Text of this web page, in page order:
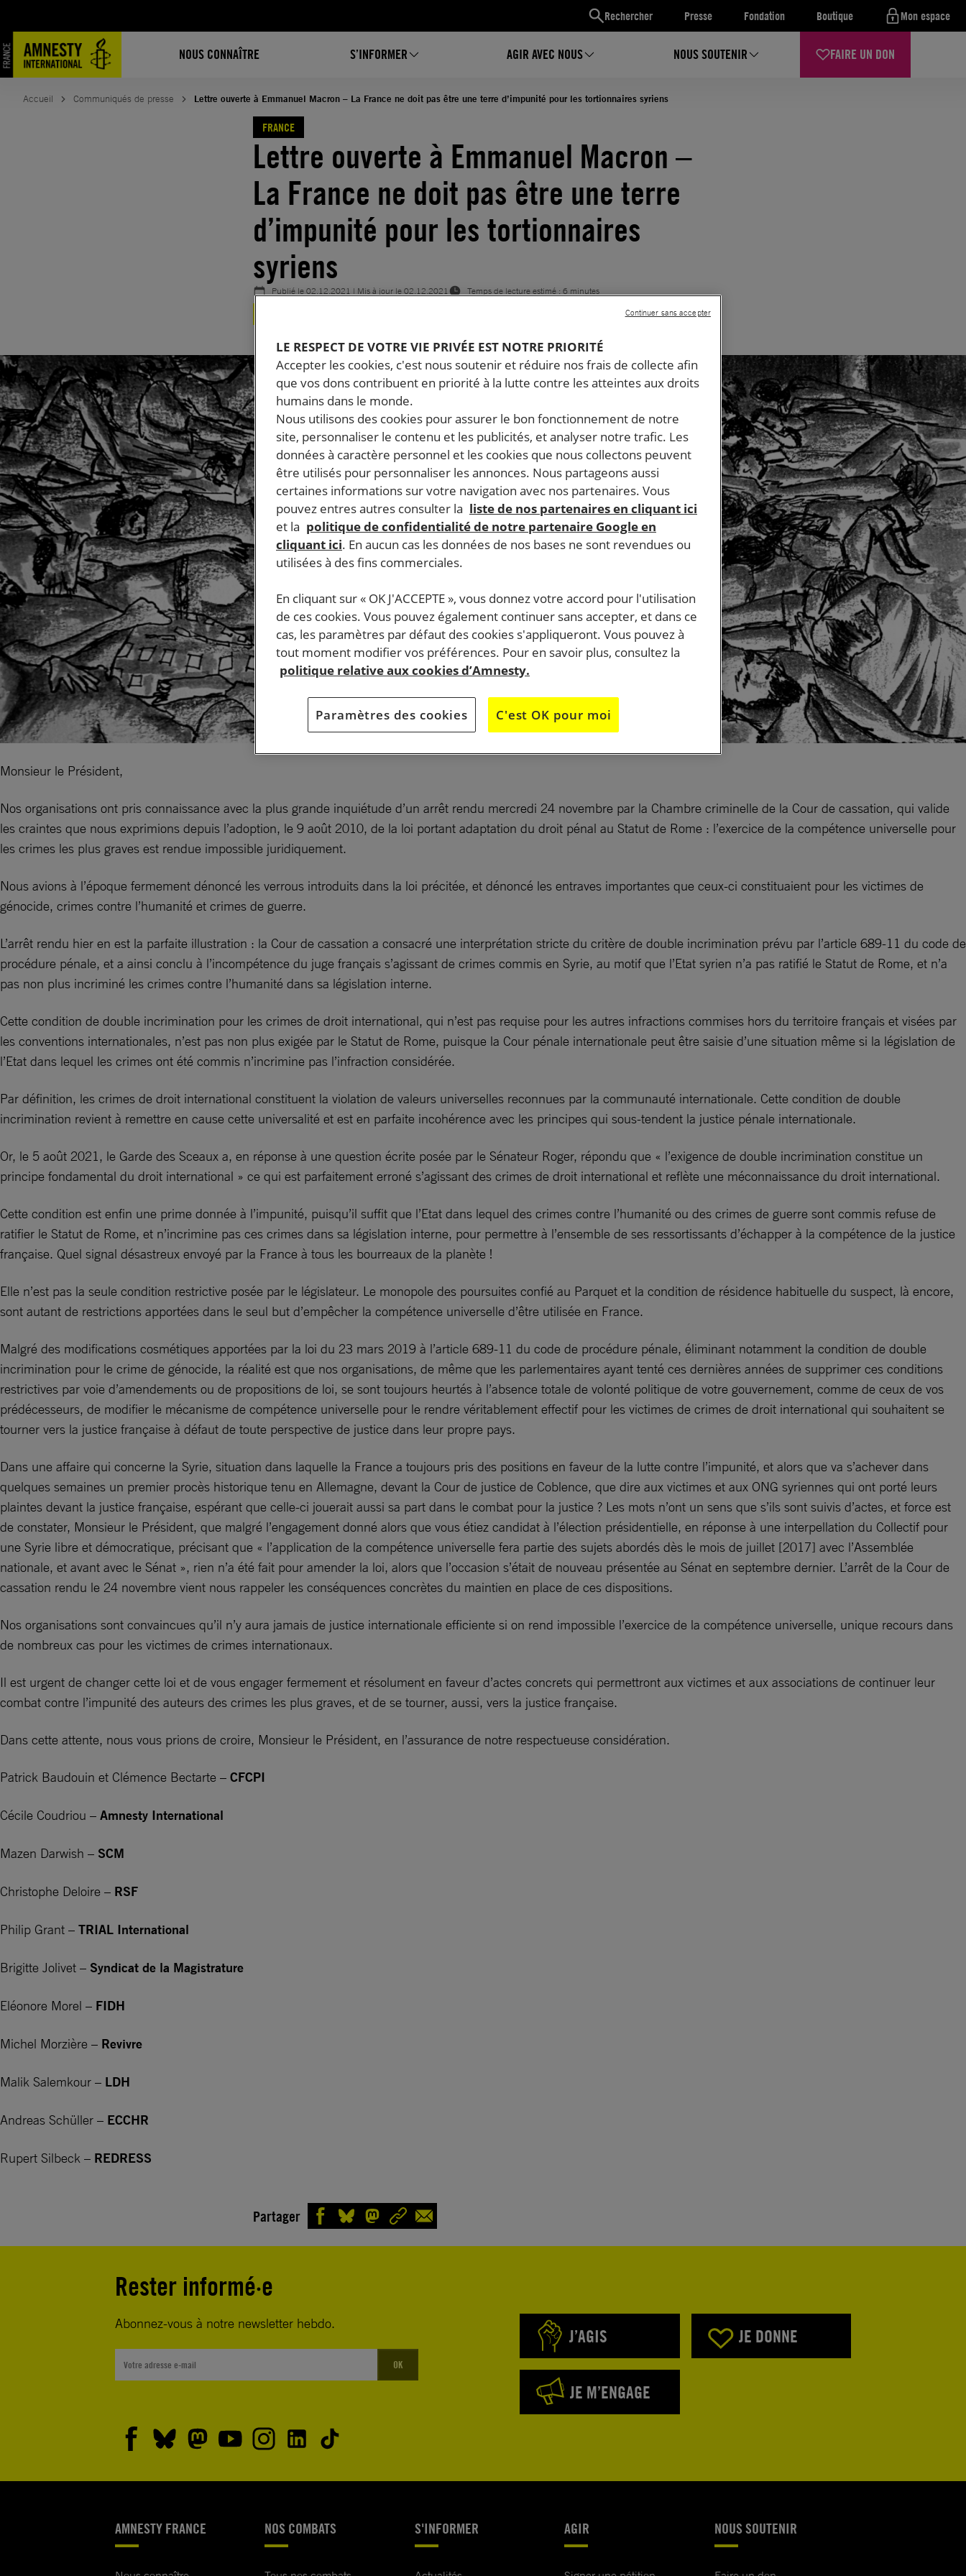
Rechercher Presse Fondation Boutique Mon espace
NOUS CONNAÎTRE S’INFORMER AGIR AVEC NOUS NOUS SOUTENIR FAIRE UN DON
contenu
Accueil Communiqués de presse Lettre ouverte à Emmanuel Macron – La France ne doit pas être une terre d’impunité pour les tortionnaires syriens
FRANCE
Lettre ouverte à Emmanuel Macron –
La France ne doit pas être une terre
d’impunité pour les tortionnaires
syriens
Publié le02.12.2021 | Mis à jour le02.12.2021
Temps de lecture estimé : 6 minutes
Monsieur le Président,
Nos organisations ont pris connaissance avec la plus grande inquiétude d’un arrêt rendu mercredi 24 novembre par la Chambre criminelle de la Cour de cassation, qui valide
les craintes que nous exprimions depuis l’adoption, le 9 août 2010, de la loi portant adaptation du droit pénal au Statut de Rome : l’exercice de la compétence universelle pour
les crimes les plus graves est rendue impossible juridiquement.
Nous avions à l’époque fermement dénoncé les verrous introduits dans la loi précitée, et dénoncé les entraves importantes que ceux-ci constituaient pour les victimes de
génocide, crimes contre l’humanité et crimes de guerre.
L’arrêt rendu hier en est la parfaite illustration : la Cour de cassation a consacré une interprétation stricte du critère de double incrimination prévu par l’article 689-11 du code de
procédure pénale, et a ainsi conclu à l’incompétence du juge français s’agissant de crimes commis en Syrie, au motif que l’Etat syrien n’a pas ratifié le Statut de Rome, et n’a
pas non plus incriminé les crimes contre l’humanité dans sa législation interne.
Cette condition de double incrimination pour les crimes de droit international, qui n’est pas requise pour les autres infractions commises hors du territoire français et visées par
les conventions internationales, n’est pas non plus exigée par le Statut de Rome, puisque la Cour pénale internationale peut être saisie d’une situation même si la législation de
l’Etat dans lequel les crimes ont été commis n’incrimine pas l’infraction considérée.
Par définition, les crimes de droit international constituent la violation de valeurs universelles reconnues par la communauté internationale. Cette condition de double
incrimination revient à remettre en cause cette universalité et est en parfaite incohérence avec les principes qui sous-tendent la justice pénale internationale.
Or, le 5 août 2021, le Garde des Sceaux a, en réponse à une question écrite posée par le Sénateur Roger, répondu que « l’exigence de double incrimination constitue un
principe fondamental du droit international » ce qui est parfaitement erroné s’agissant des crimes de droit international et reflète une méconnaissance du droit international.
Cette condition est enfin une prime donnée à l’impunité, puisqu’il suffit que l’Etat dans lequel des crimes contre l’humanité ou des crimes de guerre sont commis refuse de
ratifier le Statut de Rome, et n’incrimine pas ces crimes dans sa législation interne, pour permettre à l’ensemble de ses ressortissants d’échapper à la compétence de la justice
française. Quel signal désastreux envoyé par la France à tous les bourreaux de la planète !
Elle n’est pas la seule condition restrictive posée par le législateur. Le monopole des poursuites confié au Parquet et la condition de résidence habituelle du suspect, là encore,
sont autant de restrictions apportées dans le seul but d’empêcher la compétence universelle d’être utilisée en France.
Malgré des modifications cosmétiques apportées par la loi du 23 mars 2019 à l’article 689-11 du code de procédure pénale, éliminant notamment la condition de double
incrimination pour le crime de génocide, la réalité est que nos organisations, de même que les parlementaires ayant tenté ces dernières années de supprimer ces conditions
restrictives par voie d’amendements ou de propositions de loi, se sont toujours heurtés à l’absence totale de volonté politique de votre gouvernement, comme de ceux de vos
prédécesseurs, de modifier le mécanisme de compétence universelle pour le rendre véritablement effectif pour les victimes de crimes de droit international qui souhaitent se
tourner vers la justice française à défaut de toute perspective de justice dans leur propre pays.
Dans une affaire qui concerne la Syrie, situation dans laquelle la France a toujours pris des positions en faveur de la lutte contre l’impunité, et alors que va s’achever dans
quelques semaines un premier procès historique tenu en Allemagne, devant la Cour de justice de Coblence, que dire aux victimes et aux ONG syriennes qui ont porté leurs
plaintes devant la justice française, espérant que celle-ci jouerait aussi sa part dans le combat pour la justice ? Les mots n’ont un sens que s’ils sont suivis d’actes, et force est
de constater, Monsieur le Président, que malgré l’engagement donné alors que vous étiez candidat à l’élection présidentielle, en réponse à une interpellation du Collectif pour
une Syrie libre et démocratique, précisant que « l’application de la compétence universelle fera partie des sujets abordés dès le mois de juillet [2017] avec l’Assemblée
nationale, et avant avec le Sénat », rien n’a été fait pour amender la loi, alors que l’occasion s’était de nouveau présentée au Sénat en septembre dernier. L’arrêt de la Cour de
cassation rendu le 24 novembre vient nous rappeler les conséquences concrètes du maintien en place de ces dispositions.
Nos organisations sont convaincues qu’il n’y aura jamais de justice internationale efficiente si on rend impossible l’exercice de la compétence universelle, unique recours dans
de nombreux cas pour les victimes de crimes internationaux.
Il est urgent de changer cette loi et de vous engager fermement et résolument en faveur d’actes concrets qui permettront aux victimes et aux associations de continuer leur
combat contre l’impunité des auteurs des crimes les plus graves, et de se tourner, aussi, vers la justice française.
Dans cette attente, nous vous prions de croire, Monsieur le Président, en l’assurance de notre respectueuse considération.
Patrick Baudouin et Clémence Bectarte – CFCPI
Cécile Coudriou – Amnesty International
Mazen Darwish – SCM
Christophe Deloire – RSF
Philip Grant – TRIAL International
Brigitte Jolivet – Syndicat de la Magistrature
Eléonore Morel – FIDH
Michel Morzière – Revivre
Malik Salemkour – LDH
Andreas Schüller – ECCHR
Rupert Silbeck – REDRESS
Partager
Rester informé·e
Abonnez-vous à notre newsletter hebdo.
OK
J’AGIS JE DONNE
JE M’ENGAGE
AMNESTY FRANCE NOS COMBATS S'INFORMER AGIR NOUS SOUTENIR
LE RESPECT DE VOTRE VIE PRIVÉE EST NOTRE PRIORITÉ
Accepter les cookies, c'est nous soutenir et réduire nos frais de collecte afin
que vos dons contribuent en priorité à la lutte contre les atteintes aux droits
humains dans le monde.
Nous utilisons des cookies pour assurer le bon fonctionnement de notre
site, personnaliser le contenu et les publicités, et analyser notre trafic. Les
données à caractère personnel et les cookies que nous collectons peuvent
être utilisés pour personnaliser les annonces. Nous partageons aussi
certaines informations sur votre navigation avec nos partenaires. Vous
pouvez entres autres consulter la liste de nos partenaires en cliquant ici
et la politique de confidentialité de notre partenaire Google en
cliquant ici. En aucun cas les données de nos bases ne sont revendues ou
utilisées à des fins commerciales.
En cliquant sur « OK J'ACCEPTE », vous donnez votre accord pour l'utilisation
de ces cookies. Vous pouvez également continuer sans accepter, et dans ce
cas, les paramètres par défaut des cookies s'appliqueront. Vous pouvez à
tout moment modifier vos préférences. Pour en savoir plus, consultez la
politique relative aux cookies d’Amnesty.
Paramètres des cookies C'est OK pour moi
Continuer sans accepter